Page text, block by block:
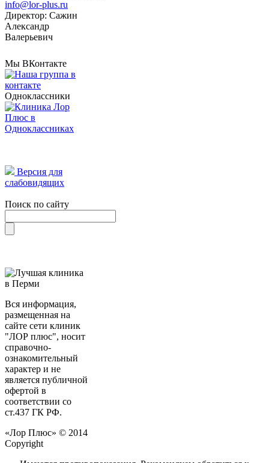
info@lor-plus.ru
Директор: Сажин
Александр
Валерьевич
Мы ВКонтакте
Одноклассники
Версия для
слабовидящих
Поиск по сайту
Вся информация,
размещенная на
сайте сети клиник
"ЛОР плюс", носит
справочно-
ознакомительный
характер и не
является публичной
офертой в
соответствии со
ст.437 ГК РФ.
«Лор Плюс» © 2014
Copyright